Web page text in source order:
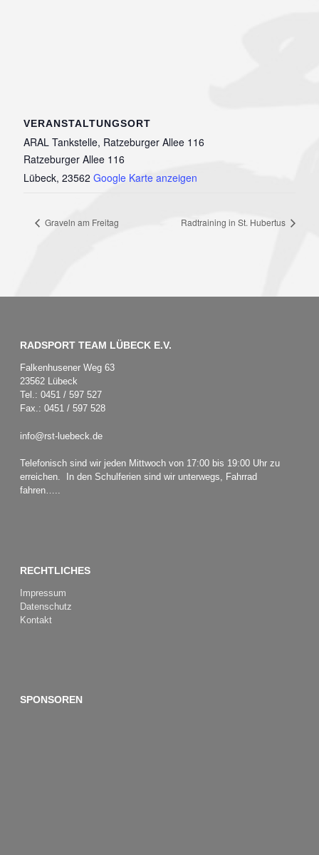
VERANSTALTUNGSORT
ARAL Tankstelle, Ratzeburger Allee 116
Ratzeburger Allee 116
Lübeck, 23562 Google Karte anzeigen
Graveln am Freitag Radtraining in St. Hubertus
RADSPORT TEAM LÜBECK E.V.
Falkenhusener Weg 63
23562 Lübeck
Tel.: 0451 / 597 527
Fax.: 0451 / 597 528
info@rst-luebeck.de
Telefonisch sind wir jeden Mittwoch von 17:00 bis 19:00 Uhr zu
erreichen. In den Schulferien sind wir unterwegs, Fahrrad
fahren…..
RECHTLICHES
Impressum
Datenschutz
Kontakt
SPONSOREN